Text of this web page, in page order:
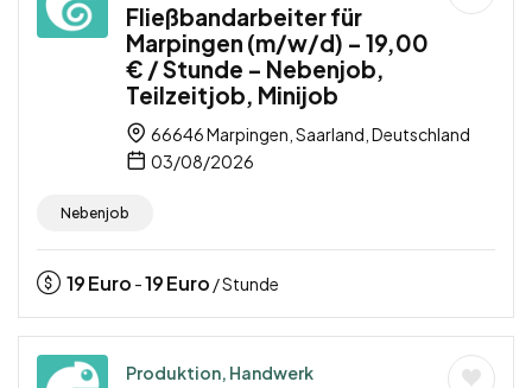
Fließbandarbeiter für
Marpingen (m/w/d) – 19,00
€ / Stunde – Nebenjob,
Teilzeitjob, Minijob
66646 Marpingen, Saarland, Deutschland
03/08/2026
Nebenjob
19Euro -19Euro / Stunde
Produktion, Handwerk